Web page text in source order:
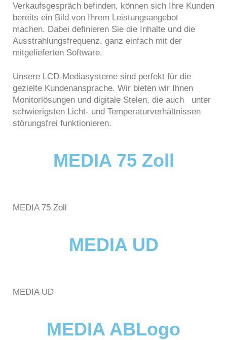
Verkaufsgespräch befinden, können sich Ihre Kunden
bereits ein Bild von Ihrem Leistungsangebot
machen. Dabei definieren Sie die Inhalte und die
Ausstrahlungsfrequenz, ganz einfach mit der
mitgelieferten Software.
Unsere LCD-Mediasysteme sind perfekt für die
gezielte Kundenansprache. Wir bieten wir Ihnen
Monitorlösungen und digitale Stelen, die auch unter
schwierigsten Licht- und Temperaturverhältnissen
störungsfrei funktionieren.
MEDIA 75 Zoll
MEDIA 75 Zoll
MEDIA UD
MEDIA UD
MEDIA ABLogo